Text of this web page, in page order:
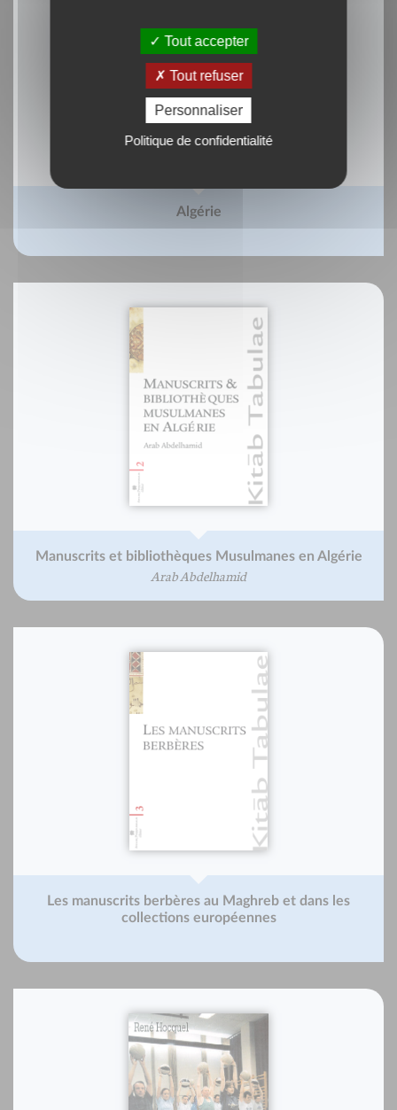
Algérie
Manuscrits et bibliothèques Musulmanes en Algérie
Arab Abdelhamid
Les manuscrits berbères au Maghreb et dans les
collections européennes
Tout accepter
Tout refuser
Personnaliser
Politique de confidentialité